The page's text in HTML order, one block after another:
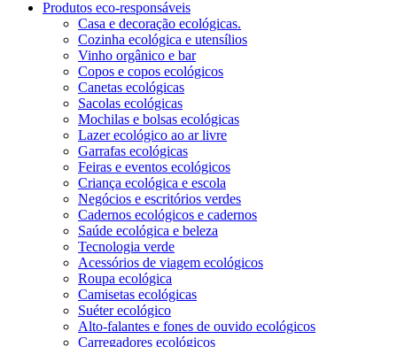
Produtos eco-responsáveis
Casa e decoração ecológicas.
Cozinha ecológica e utensílios
Vinho orgânico e bar
Copos e copos ecológicos
Canetas ecológicas
Sacolas ecológicas
Mochilas e bolsas ecológicas
Lazer ecológico ao ar livre
Garrafas ecológicas
Feiras e eventos ecológicos
Criança ecológica e escola
Negócios e escritórios verdes
Cadernos ecológicos e cadernos
Saúde ecológica e beleza
Tecnologia verde
Acessórios de viagem ecológicos
Roupa ecológica
Camisetas ecológicas
Suéter ecológico
Alto-falantes e fones de ouvido ecológicos
Carregadores ecológicos